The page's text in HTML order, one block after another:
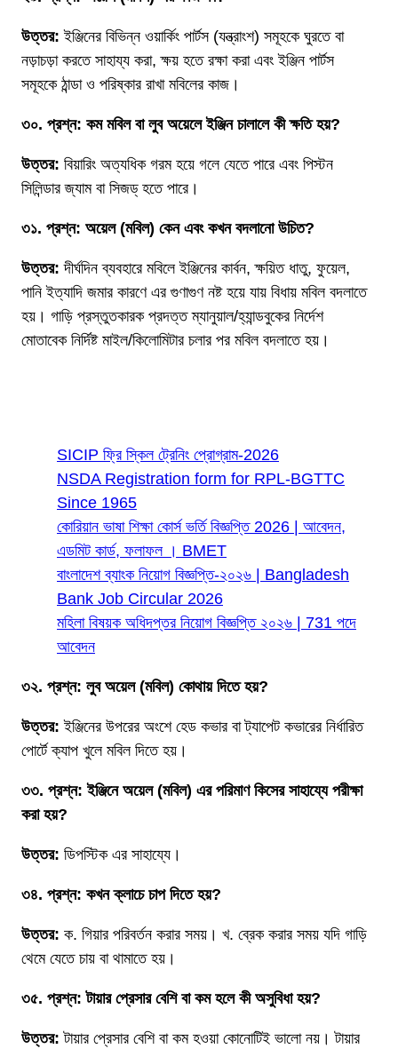
উত্তর: ইঞ্জিনের বিভিন্ন ওয়ার্কিং পার্টস (যন্ত্রাংশ) সমূহকে ঘুরতে বা
নড়াচড়া করতে সাহায্য করা, ক্ষয় হতে রক্ষা করা এবং ইঞ্জিন পার্টস
সমূহকে ঠান্ডা ও পরিষ্কার রাখা মবিলের কাজ।
৩০. প্রশ্ন: কম মবিল বা লুব অয়েলে ইঞ্জিন চালালে কী ক্ষতি হয়?
উত্তর: বিয়ারিং অত্যধিক গরম হয়ে গলে যেতে পারে এবং পিস্টন
সিলিন্ডার জ্যাম বা সিজড্ হতে পারে।
৩১. প্রশ্ন: অয়েল (মবিল) কেন এবং কখন বদলানো উচিত?
উত্তর: দীর্ঘদিন ব্যবহারে মবিলে ইঞ্জিনের কার্বন, ক্ষয়িত ধাতু, ফুয়েল,
পানি ইত্যাদি জমার কারণে এর গুণাগুণ নষ্ট হয়ে যায় বিধায় মবিল বদলাতে
হয়। গাড়ি প্রস্তুতকারক প্রদত্ত ম্যানুয়াল/হ্যান্ডবুকের নির্দেশ
মোতাবেক নির্দিষ্ট মাইল/কিলোমিটার চলার পর মবিল বদলাতে হয়।
SICIP ফ্রি স্কিল ট্রেনিং প্রোগ্রাম-2026
NSDA Registration form for RPL-BGTTC
Since 1965
কোরিয়ান ভাষা শিক্ষা কোর্স ভর্তি বিজ্ঞপ্তি 2026 | আবেদন,
এডমিট কার্ড, ফলাফল । BMET
বাংলাদেশ ব্যাংক নিয়োগ বিজ্ঞপ্তি-২০২৬ | Bangladesh
Bank Job Circular 2026
মহিলা বিষয়ক অধিদপ্তর নিয়োগ বিজ্ঞপ্তি ২০২৬ | 731 পদে
আবেদন
৩২. প্রশ্ন: লুব অয়েল (মবিল) কোথায় দিতে হয়?
উত্তর: ইঞ্জিনের উপরের অংশে হেড কভার বা ট্যাপেট কভারের নির্ধারিত
পোর্টে ক্যাপ খুলে মবিল দিতে হয়।
৩৩. প্রশ্ন: ইঞ্জিনে অয়েল (মবিল) এর পরিমাণ কিসের সাহায্যে পরীক্ষা
করা হয়?
উত্তর: ডিপস্টিক এর সাহায্যে।
৩৪. প্রশ্ন: কখন ক্লাচে চাপ দিতে হয়?
উত্তর: ক. গিয়ার পরিবর্তন করার সময়। খ. ব্রেক করার সময় যদি গাড়ি
থেমে যেতে চায় বা থামাতে হয়।
৩৫. প্রশ্ন: টায়ার প্রেসার বেশি বা কম হলে কী অসুবিধা হয়?
উত্তর: টায়ার প্রেসার বেশি বা কম হওয়া কোনোটিই ভালো নয়। টায়ার